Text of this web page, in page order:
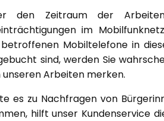
den Zeitraum der
im
Mobiltelefone in
sind, werden Sie
unseren Arbeiten merken.
es zu Nachfragen von
hilft unser Kundenservice